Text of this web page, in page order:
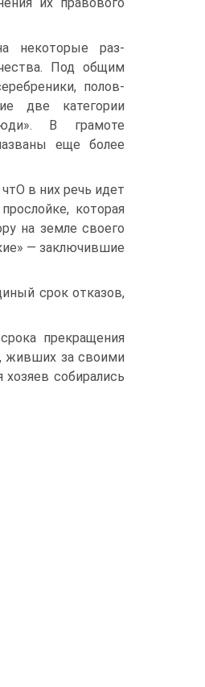
некоторые раз­
Под общим
полов­
две категории
B грамоте
еще более
в них речь идет
которая
на земле своего
— заключившие
срок отказов,
прекращения
живших за своими
собирались